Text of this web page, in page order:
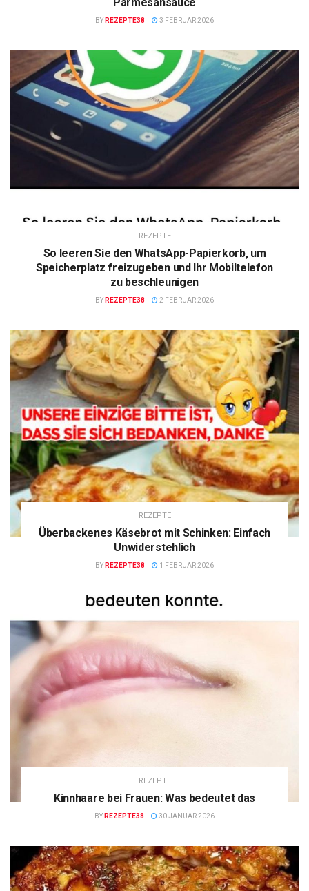
Parmesansauce
BY REZEPTE38 3 FEBRUAR 2026
REZEPTE
So leeren Sie den WhatsApp-Papierkorb, um
Speicherplatz freizugeben und Ihr Mobiltelefon
zu beschleunigen
BY REZEPTE38 2 FEBRUAR 2026
REZEPTE
Überbackenes Käsebrot mit Schinken: Einfach
Unwiderstehlich
BY REZEPTE38 1 FEBRUAR 2026
REZEPTE
Kinnhaare bei Frauen: Was bedeutet das
BY REZEPTE38 30 JANUAR 2026